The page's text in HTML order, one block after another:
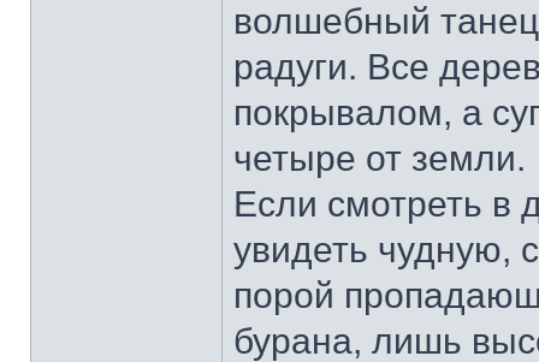
волшебный
радуги. Все
покрывалом, а
четыре от земли.
Если смотреть в
увидеть чудную,
порой
бурана, лишь